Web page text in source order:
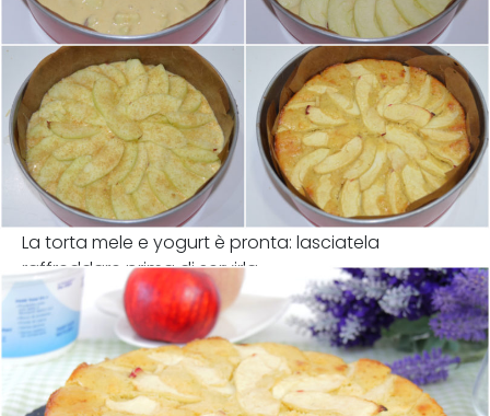
La torta mele e yogurt è pronta: lasciatela
raffreddare prima di servirla.